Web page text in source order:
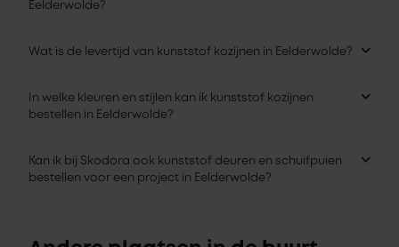
Eelderwolde?
Wat is de levertijd van kunststof kozijnen in Eelderwolde?
In welke kleuren en stijlen kan ik kunststof kozijnen
bestellen in Eelderwolde?
Kan ik bij Skodora ook kunststof deuren en schuifpuien
bestellen voor een project in Eelderwolde?